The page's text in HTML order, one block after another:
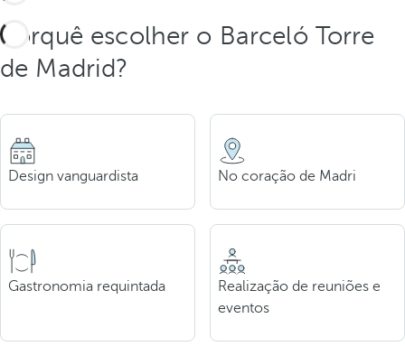
Porquê escolher o Barceló Torre
de Madrid?
Design vanguardista No coração de Madri
Gastronomia requintada
Realização de reuniões e
eventos